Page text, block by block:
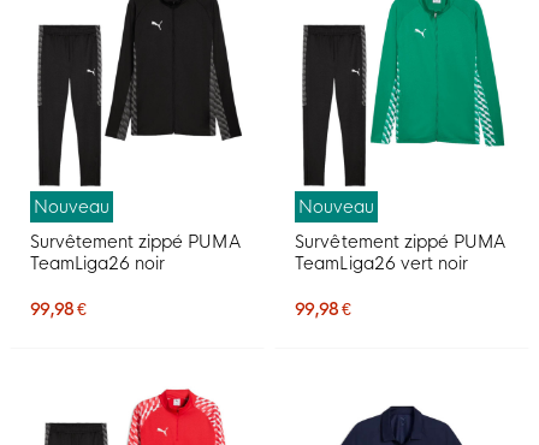
Nouveau
Survêtement zippé PUMA
TeamLiga26 noir
99,98 €
Nouveau
Survêtement zippé PUMA
TeamLiga26 vert noir
99,98 €